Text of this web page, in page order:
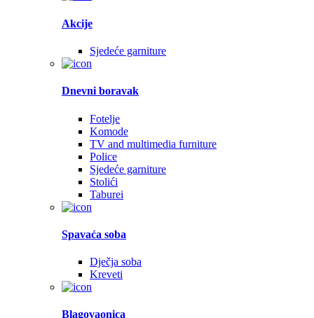
Akcije
Sjedeće garniture
Dnevni boravak
Fotelje
Komode
TV and multimedia furniture
Police
Sjedeće garniture
Stolići
Taburei
Spavaća soba
Dječja soba
Kreveti
Blagovaonica